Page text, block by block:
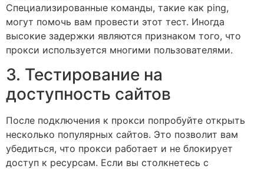
Специализированные команды, такие как ping,
могут помочь вам провести этот тест. Иногда
высокие задержки являются признаком того, что
прокси используется многими пользователями.
3. Тестирование на
доступность сайтов
После подключения к прокси попробуйте открыть
несколько популярных сайтов. Это позволит вам
убедиться, что прокси работает и не блокирует
доступ к ресурсам. Если вы столкнетесь с